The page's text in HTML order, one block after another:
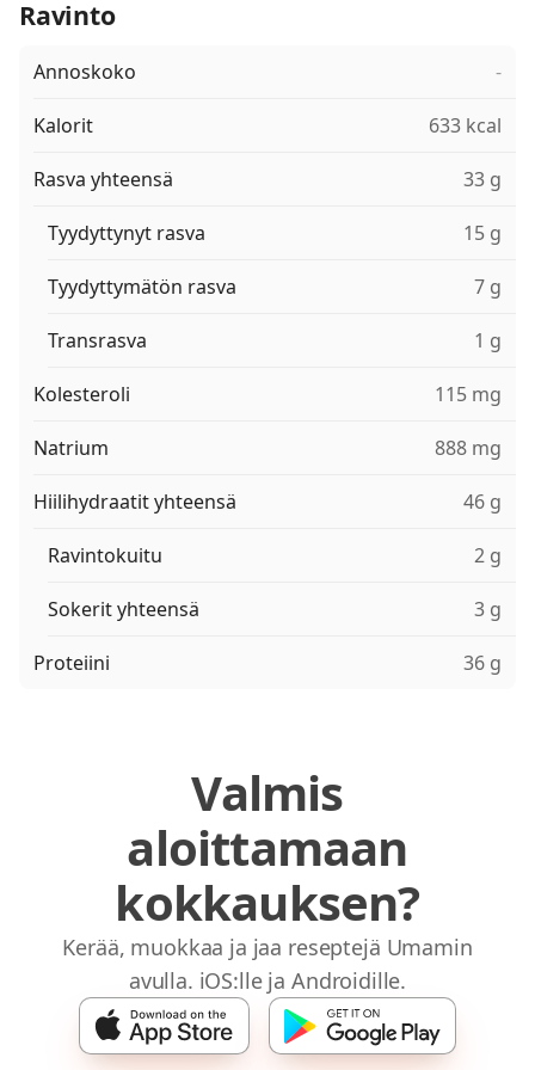
Ravinto
Annoskoko -
Kalorit 633 kcal
Rasva yhteensä 33 g
Tyydyttynyt rasva 15 g
Tyydyttymätön rasva 7 g
Transrasva 1 g
Kolesteroli 115 mg
Natrium 888 mg
Hiilihydraatit yhteensä 46 g
Ravintokuitu 2 g
Sokerit yhteensä 3 g
Proteiini 36 g
Valmis
aloittamaan
kokkauksen?
Kerää, muokkaa ja jaa reseptejä Umamin
avulla. iOS:lle ja Androidille.